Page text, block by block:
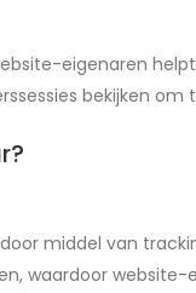
eigenaren
bekijken
middel van
waardoor